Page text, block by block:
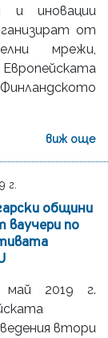
и иновации
от
мрежи,
виж още
г.
общини
ваучери по
2019 г.
втори